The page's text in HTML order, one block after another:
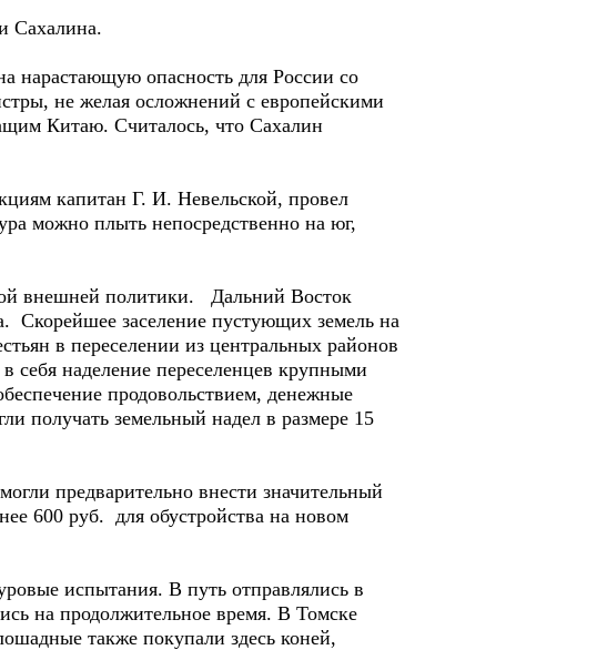
Сахалина.
опасность для России со
не желая осложнений с европейскими
Китаю. Считалось, что Сахалин
капитан Г. И. Невельской, провел
можно плыть непосредственно на юг,
внешней политики. Дальний Восток
Скорейшее заселение пустующих земель на
в переселении из центральных районов
себя наделение переселенцев крупными
продовольствием, денежные
получать земельный надел в размере 15
предварительно внести значительный
600 руб. для обустройства на новом
испытания. В путь отправлялись в
на продолжительное время. В Томске
также покупали здесь коней,